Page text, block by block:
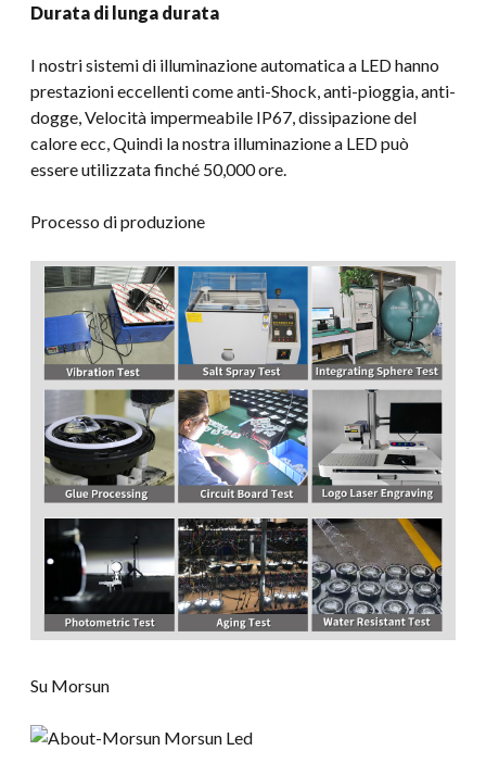
Durata di lunga durata
I nostri sistemi di illuminazione automatica a LED hanno
prestazioni eccellenti come anti-Shock, anti-pioggia, anti-
dogge, Velocità impermeabile IP67, dissipazione del
calore ecc, Quindi la nostra illuminazione a LED può
essere utilizzata finché 50,000 ore.
Processo di produzione
Su Morsun